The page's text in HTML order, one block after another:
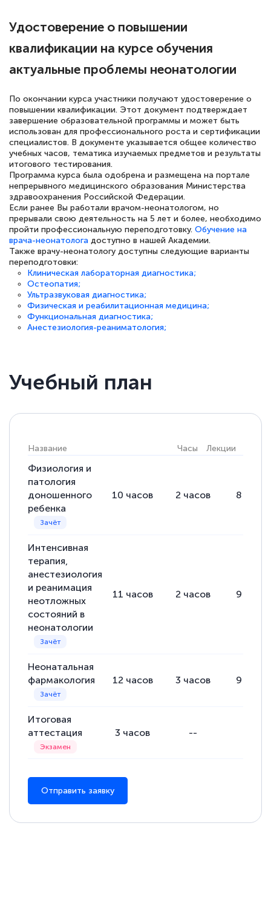
Спасибо большое Академии! Грамотное,
вежливое сопровождение! Всё чётко и
понятно! Проходила повышение
Елена Петрикс
Знаток города 5 уровня
11 марта 2026
Всем добрый день! Я прошла курс
повышени каалификации по
специальности «Тренер-преподаватель
по тяжелой атлетике»! Хочется
подчеркуть, что при обращении
оперативно связались со мной
специалисты, ответили на все
интересующие вопросы и в течении
Светлана К
Оставила заявку на обучение онлайн, мне
быстро ответили, разъяснили все детали.
Обучение понравилось: огромное
количество тематической литературы,
пособий и учебников доступно на время
аттестации, проблем не возникло ни на
каком этапе…
Удостоверение о повышении
квалификации на курсе обучения
актуальные проблемы неонатологии
По окончании курса участники получают удостоверение о
повышении квалификации. Этот документ подтверждает
завершение образовательной программы и может быть
использован для профессионального роста и сертификации
специалистов. В документе указывается общее количество
учебных часов, тематика изучаемых предметов и результаты
итогового тестирования.
Программа курса была одобрена и размещена на портале
непрерывного медицинского образования Министерства
здравоохранения Российской Федерации.
Если ранее Вы работали врачом-неонатологом, но
прерывали свою деятельность на 5 лет и более, необходимо
пройти профессиональную переподготовку. Обучение на
врача-неонатолога доступно в нашей Академии.
Также врачу-неонатологу доступны следующие варианты
переподготовки:
Клиническая лабораторная диагностика;
Остеопатия;
Ультразвуковая диагностика;
Физическая и реабилитационная медицина;
Функциональная диагностика;
Анестезиология-реаниматология;
Учебный план
Название Часы Лекции
Физиология и
патология
доношенного
ребенка
10 часов 2 часов 8
Интенсивная
терапия,
анестезиология
и реанимация
неотложных
состояний в
неонатологии
11 часов 2 часов 9
Неонатальная
фармакология
12 часов 3 часов 9
Итоговая
аттестация
3 часов --
Отправить заявку